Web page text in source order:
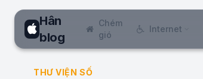
Hân
blog
Chém
gió
Internet
THƯ VIỆN SỐ